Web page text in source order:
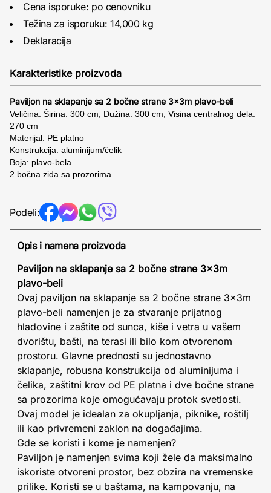
Cena isporuke: po cenovniku
Težina za isporuku: 14,000 kg
Deklaracija
Karakteristike proizvoda
Paviljon na sklapanje sa 2 bočne strane 3x3m plavo-beli
Veličina: Širina: 300 cm, Dužina: 300 cm, Visina centralnog dela:
270 cm
Materijal: PE platno
Konstrukcija: aluminijum/čelik
Boja: plavo-bela
2 bočna zida sa prozorima
Podeli:
Opis i namena proizvoda
Paviljon na sklapanje sa 2 bočne strane 3x3m
plavo-beli
Ovaj paviljon na sklapanje sa 2 bočne strane 3x3m
plavo-beli namenjen je za stvaranje prijatnog
hladovine i zaštite od sunca, kiše i vetra u vašem
dvorištu, bašti, na terasi ili bilo kom otvorenom
prostoru. Glavne prednosti su jednostavno
sklapanje, robusna konstrukcija od aluminijuma i
čelika, zaštitni krov od PE platna i dve bočne strane
sa prozorima koje omogućavaju protok svetlosti.
Ovaj model je idealan za okupljanja, piknike, roštilj
ili kao privremeni zaklon na događajima.
Gde se koristi i kome je namenjen?
Paviljon je namenjen svima koji žele da maksimalno
iskoriste otvoreni prostor, bez obzira na vremenske
prilike. Koristi se u baštama, na kampovanju, na